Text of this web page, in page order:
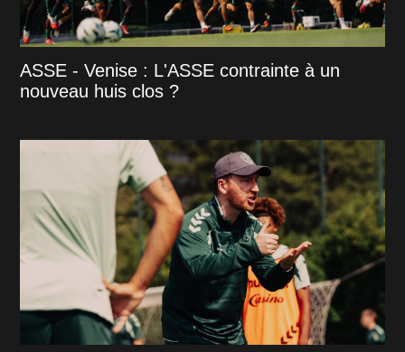
ASSE - Venise : L'ASSE contrainte à un
nouveau huis clos ?